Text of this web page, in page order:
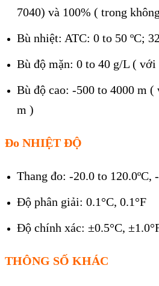
7040) và 100% ( trong
Bù nhiệt: ATC: 0 to 50 ºC;
Bù độ mặn: 0 to 40 g/L (
Bù độ cao: -500 to 4000 m
m )
Đo NHIỆT ĐỘ
Thang đo: -20.0 to 120.0ºC,
Độ phân giải: 0.1°C, 0.1°F
Độ chính xác: ±0.5°C,
THÔNG SỐ KHÁC